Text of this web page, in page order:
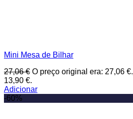
Mini Mesa de Bilhar
27,06€ O preço original era: 27,06 €.
13,90 €.
Adicionar
-60%